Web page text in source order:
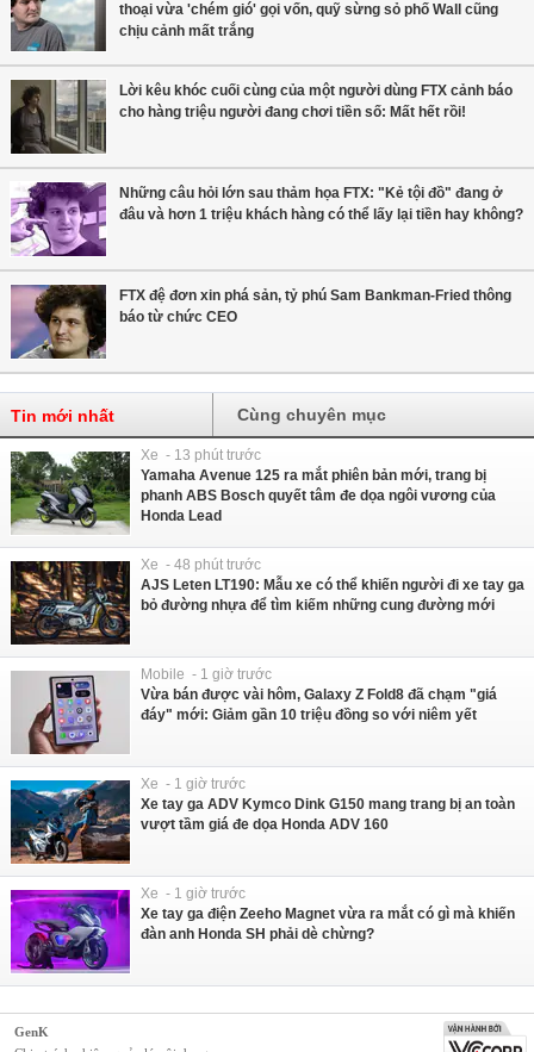
thoại vừa 'chém gió' gọi vốn, quỹ sừng sỏ phố Wall cũng
chịu cảnh mất trắng
Lời kêu khóc cuối cùng của một người dùng FTX cảnh báo
cho hàng triệu người đang chơi tiền số: Mất hết rồi!
Những câu hỏi lớn sau thảm họa FTX: "Kẻ tội đồ" đang ở
đâu và hơn 1 triệu khách hàng có thể lấy lại tiền hay không?
FTX đệ đơn xin phá sản, tỷ phú Sam Bankman-Fried thông
báo từ chức CEO
Tin mới nhất Cùng chuyên mục
Xe - 13 phút trước
Yamaha Avenue 125 ra mắt phiên bản mới, trang bị
phanh ABS Bosch quyết tâm đe dọa ngôi vương của
Honda Lead
Xe - 48 phút trước
AJS Leten LT190: Mẫu xe có thể khiến người đi xe tay ga
bỏ đường nhựa để tìm kiếm những cung đường mới
Mobile - 1 giờ trước
Vừa bán được vài hôm, Galaxy Z Fold8 đã chạm "giá
đáy" mới: Giảm gần 10 triệu đồng so với niêm yết
Xe - 1 giờ trước
Xe tay ga ADV Kymco Dink G150 mang trang bị an toàn
vượt tầm giá đe dọa Honda ADV 160
Xe - 1 giờ trước
Xe tay ga điện Zeeho Magnet vừa ra mắt có gì mà khiến
đàn anh Honda SH phải dè chừng?
GenK